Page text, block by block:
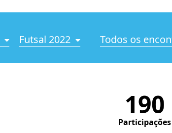
Futsal 2022 Todos os
190
Participações